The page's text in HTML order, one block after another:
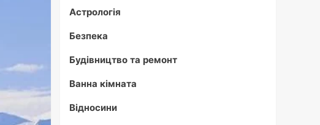
Астрологія
Безпека
Будівництво та ремонт
Ванна кімната
Відносини